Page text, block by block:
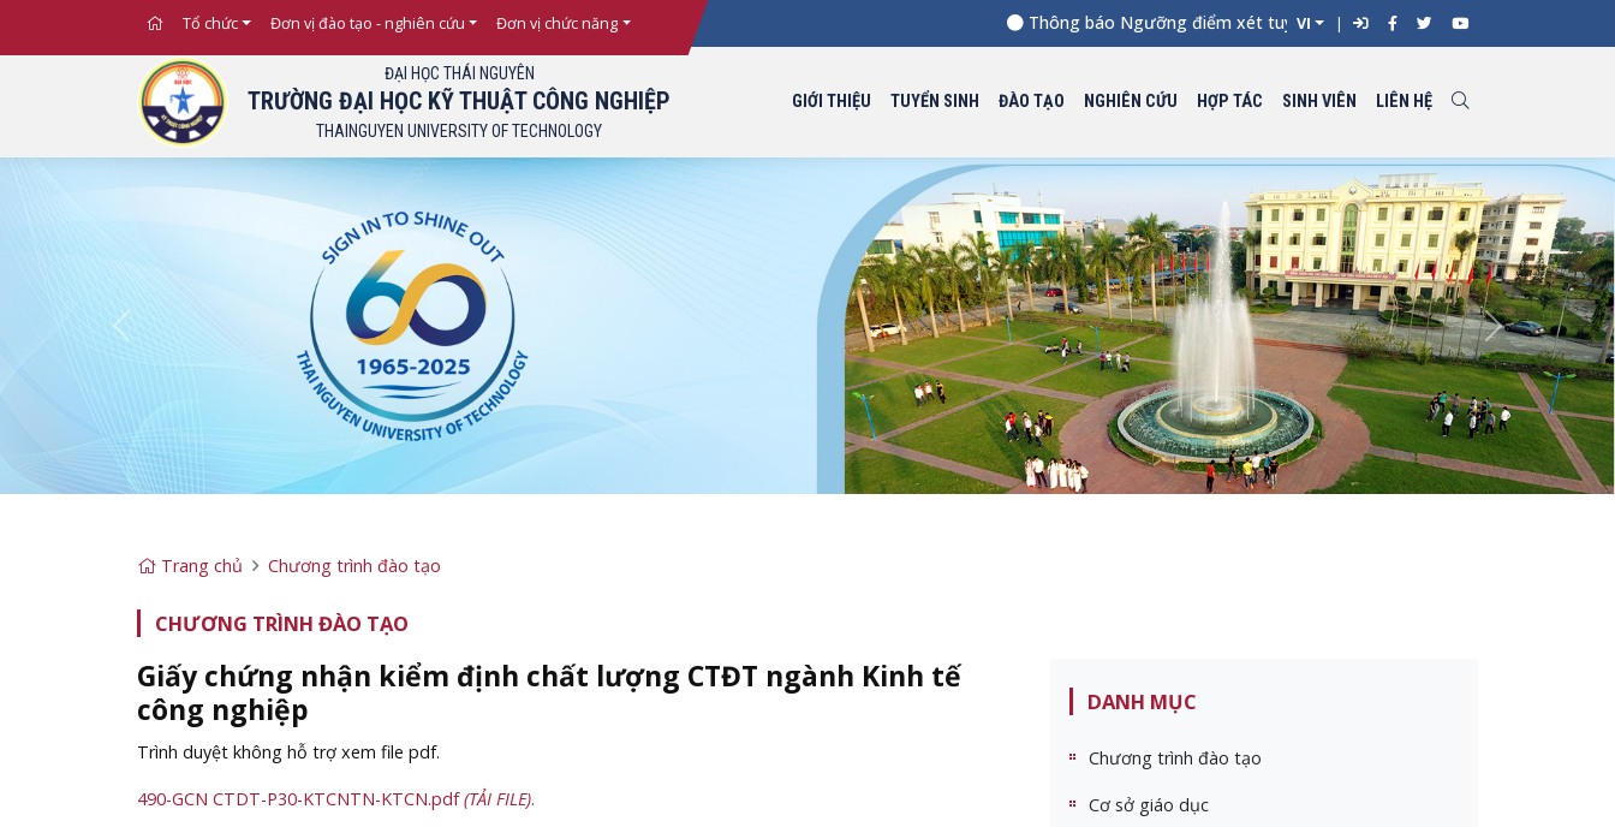
Tổ chức Đơn vị đào tạo - nghiên cứu Đơn vị chức năng Thông báo Ngưỡng điểm xét tuyển đối với từng ngành đào tạo Đại học
VI
ĐẠI HỌC THÁI NGUYÊN
TRƯỜNG ĐẠI HỌC KỸ THUẬT CÔNG NGHIỆP
THAINGUYEN UNIVERSITY OF TECHNOLOGY
GIỚI THIỆU TUYỂN SINH ĐÀO TẠO NGHIÊN CỨU HỢP TÁC SINH VIÊN LIÊN HỆ
Previous Next
Trang chủ Chương trình đào tạo
CHƯƠNG TRÌNH ĐÀO TẠO
Giấy chứng nhận kiểm định chất lượng CTĐT ngành Kinh tế
công nghiệp
Trình duyệt không hỗ trợ xem file pdf.
490-GCN CTDT-P30-KTCNTN-KTCN.pdf(TẢI FILE).
DANH MỤC
Chương trình đào tạo
Cơ sở giáo dục